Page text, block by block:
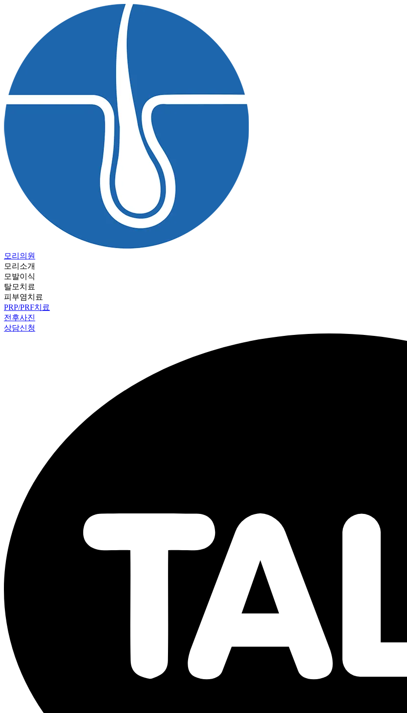
모리의원
모리소개
모발이식
탈모치료
피부염치료
PRP/PRF치료
전후사진
상담신청